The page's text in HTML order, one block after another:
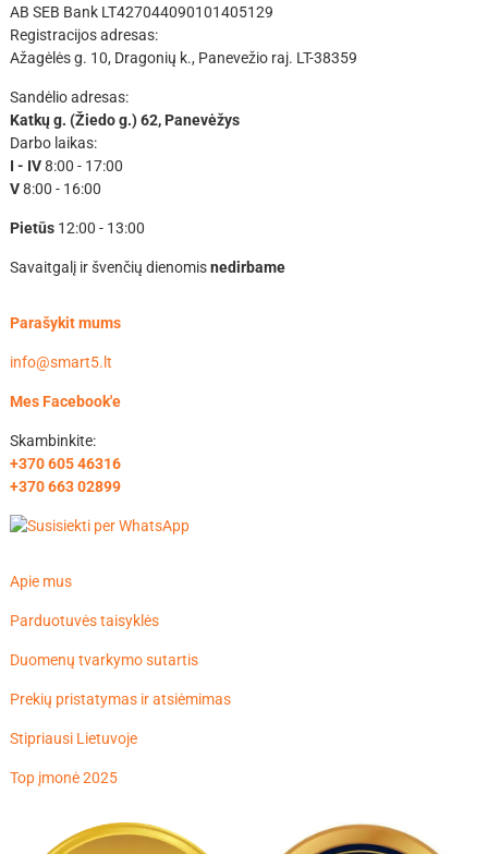
AB SEB Bank LT427044090101405129
Registracijos adresas:
Ažagėlės g. 10, Dragonių k., Panevežio raj. LT-38359
Sandėlio adresas:
Katkų g. (Žiedo g.) 62, Panevėžys
Darbo laikas:
I - IV8:00 - 17:00
V8:00 - 16:00
Pietūs12:00 - 13:00
Savaitgalį ir švenčių dienomisnedirbame
Parašykit mums
info@smart5.lt
Mes Facebook'e
Skambinkite:
+370 605 46316
+370 663 02899
Apie mus
Parduotuvės taisyklės
Duomenų tvarkymo sutartis
Prekių pristatymas ir atsiėmimas
Stipriausi Lietuvoje
Top įmonė 2025